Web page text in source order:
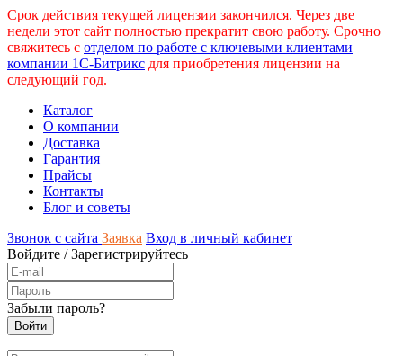
Срок действия текущей лицензии закончился. Через две
недели этот сайт полностью прекратит свою работу. Срочно
свяжитесь с отделом по работе с ключевыми клиентами
компании 1С-Битрикс для приобретения лицензии на
следующий год.
Каталог
О компании
Доставка
Гарантия
Прайсы
Контакты
Блог и советы
Звонок с сайта Заявка Вход в личный кабинет
Войдите /Зарегистрируйтесь
Забыли пароль?